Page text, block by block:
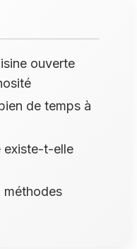
ouverte
de temps à
existe-t-elle
méthodes